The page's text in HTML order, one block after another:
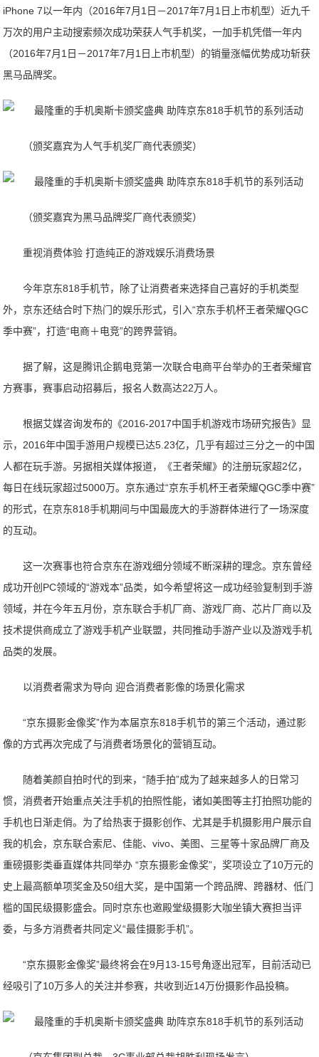
iPhone 7以一年内（2016年7月1日－2017年7月1日上市机型）近九千
万次的用户主动搜索频次成功荣获人气手机奖，一加手机凭借一年内
（2016年7月1日－2017年7月1日上市机型）的销量涨幅优势成功斩获
黑马品牌奖。
（颁奖嘉宾为人气手机奖厂商代表颁奖）
（颁奖嘉宾为黑马品牌奖厂商代表颁奖）
重视消费体验 打造纯正的游戏娱乐消费场景
今年京东818手机节，除了让消费者来选择自己喜好的手机类型
外，京东还结合时下热门的娱乐形式，引入“京东手机杯王者荣耀QGC
季中赛”，打造“电商＋电竞”的跨界营销。
据了解，这是腾讯企鹅电竞第一次联合电商平台举办的王者荣耀官
方赛事，赛事启动招募后，报名人数高达22万人。
根据艾媒咨询发布的《2016-2017中国手机游戏市场研究报告》显
示，2016年中国手游用户规模已达5.23亿，几乎有超过三分之一的中国
人都在玩手游。另据相关媒体报道，《王者荣耀》的注册玩家超2亿，
每日在线玩家超过5000万。京东通过“京东手机杯王者荣耀QGC季中赛”
的形式，在京东818手机期间与中国最庞大的手游群体进行了一场深度
的互动。
这一次赛事也符合京东在游戏细分领域不断深耕的理念。京东曾经
成功开创PC领域的“游戏本”品类，如今希望将这一成功经验复制到手游
领域，并在今年五月份，京东联合手机厂商、游戏厂商、芯片厂商以及
技术提供商成立了游戏手机产业联盟，共同推动手游产业以及游戏手机
品类的发展。
以消费者需求为导向 迎合消费者影像的场景化需求
“京东摄影金像奖”作为本届京东818手机节的第三个活动，通过影
像的方式再次完成了与消费者场景化的营销互动。
随着美颜自拍时代的到来，“随手拍”成为了越来越多人的日常习
惯，消费者开始重点关注手机的拍照性能，诸如美图等主打拍照功能的
手机也日渐走俏。为了给热衷于摄影创作、尤其是手机摄影用户展示自
我的机会，京东联合索尼、佳能、vivo、美图、三星等十家品牌厂商及
重磅摄影类垂直媒体共同举办 “京东摄影金像奖”，奖项设立了10万元的
史上最高额单项奖金及50组大奖，是中国第一个跨品牌、跨器材、低门
槛的国民级摄影盛会。同时京东也邀殿堂级摄影大咖坐镇大赛担当评
委，与多方消费者共同定义“最佳摄影手机”。
“京东摄影金像奖”最终将会在9月13-15号角逐出冠军，目前活动已
经吸引了10万多人的关注并参赛，共收到近14万份摄影作品投稿。